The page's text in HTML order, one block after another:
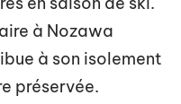
à Nozawa
à son isolement
préservée.